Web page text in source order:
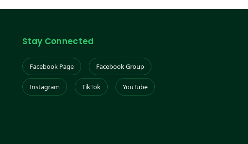
Stay Connected
Facebook Page Facebook Group
Instagram TikTok YouTube